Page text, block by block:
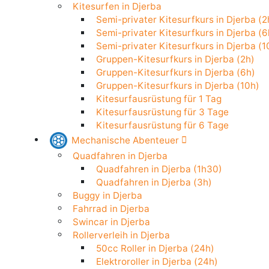
Stand Up Paddle in Djerba
Kitesurfen in Djerba
Semi-privater Kitesurfkurs in Djerba
Semi-privater Kitesurfkurs in Djerba
Semi-privater Kitesurfkurs in Djerba
Gruppen-Kitesurfkurs in Djerba (2h)
Gruppen-Kitesurfkurs in Djerba (6h)
Gruppen-Kitesurfkurs in Djerba (10h)
Kitesurfausrüstung für 1 Tag
Kitesurfausrüstung für 3 Tage
Kitesurfausrüstung für 6 Tage
Mechanische Abenteuer
Quadfahren in Djerba
Quadfahren in Djerba (1h30)
Quadfahren in Djerba (3h)
Buggy in Djerba
Fahrrad in Djerba
Swincar in Djerba
Rollerverleih in Djerba